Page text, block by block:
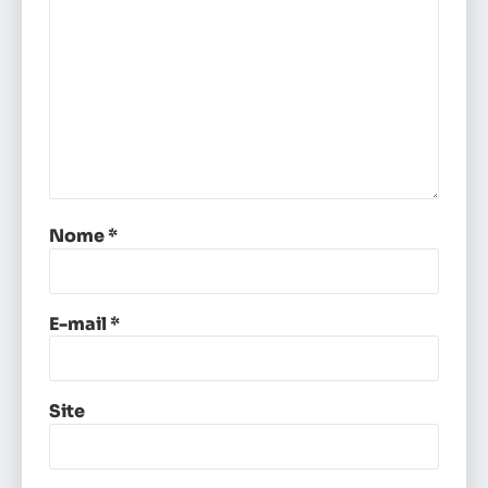
Nome*
E-mail*
Site